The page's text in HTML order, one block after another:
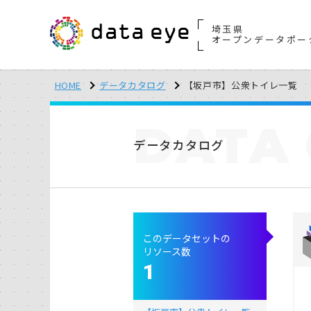
埼玉県
オープンデータポー
HOME データカタログ 【坂戸市】公衆トイレ一覧
データカタログ
DATA
このデータセットの
リソース数
1